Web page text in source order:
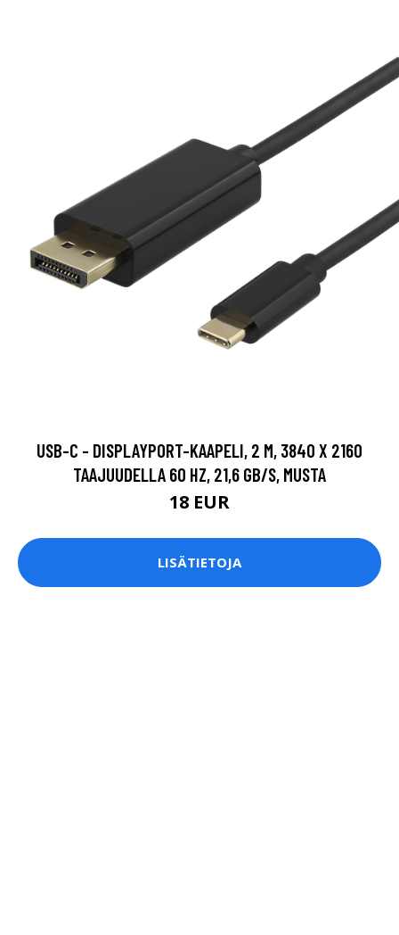
USB-C - DISPLAYPORT-KAAPELI, 2 M, 3840 X 2160
TAAJUUDELLA 60 HZ, 21,6 GB/S, MUSTA
18 EUR
LISÄTIETOJA